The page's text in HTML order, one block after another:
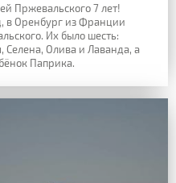
Пржевальского 7 лет!
в Оренбург из Франции
Их было шесть:
Олива и Лаванда, а
Паприка.